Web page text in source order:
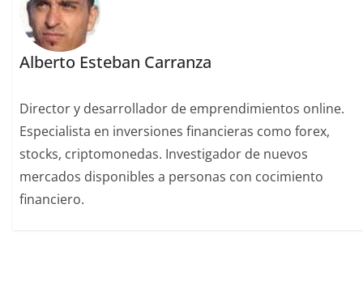
Alberto Esteban Carranza
Director y desarrollador de emprendimientos online.
Especialista en inversiones financieras como forex,
stocks, criptomonedas. Investigador de nuevos
mercados disponibles a personas con cocimiento
financiero.